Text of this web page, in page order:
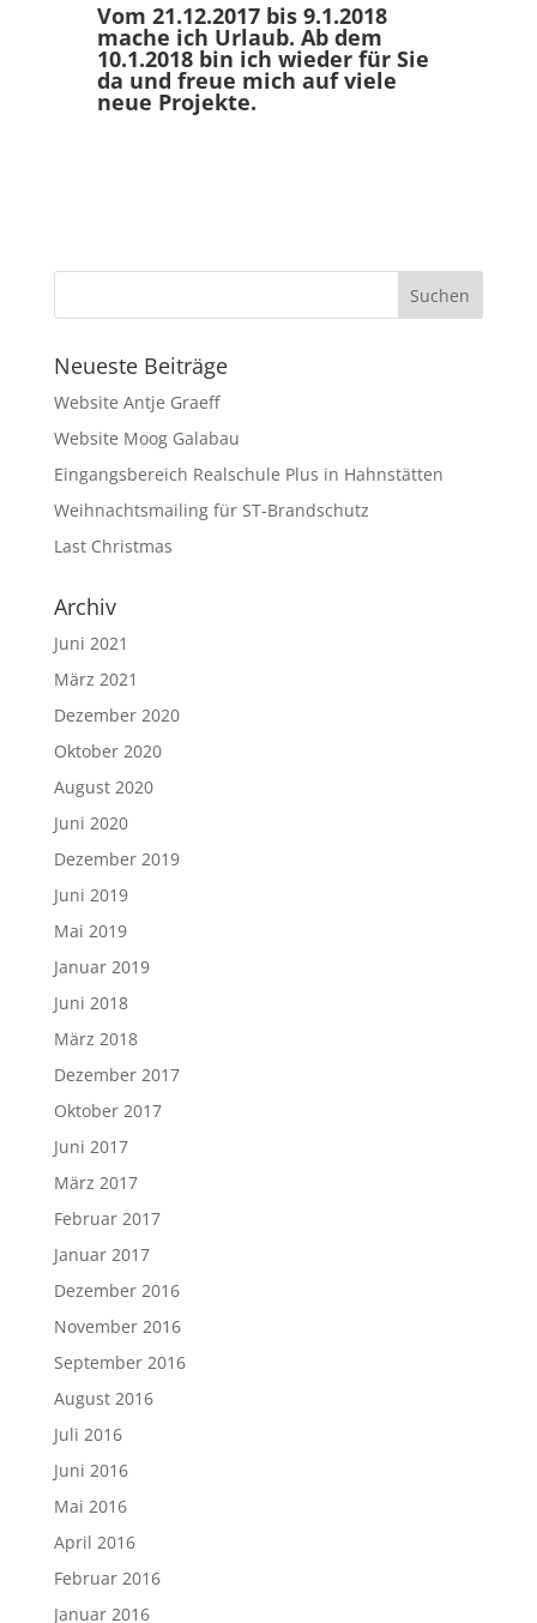
Vom 21.12.2017 bis 9.1.2018
mache ich Urlaub. Ab dem
10.1.2018 bin ich wieder für Sie
da und freue mich auf viele
neue Projekte.
Neueste Beiträge
Website Antje Graeff
Website Moog Galabau
Eingangsbereich Realschule Plus in Hahnstätten
Weihnachtsmailing für ST-Brandschutz
Last Christmas
Archiv
Juni 2021
März 2021
Dezember 2020
Oktober 2020
August 2020
Juni 2020
Dezember 2019
Juni 2019
Mai 2019
Januar 2019
Juni 2018
März 2018
Dezember 2017
Oktober 2017
Juni 2017
März 2017
Februar 2017
Januar 2017
Dezember 2016
November 2016
September 2016
August 2016
Juli 2016
Juni 2016
Mai 2016
April 2016
Februar 2016
Januar 2016